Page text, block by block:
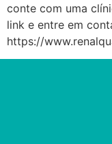
conte com uma
link e entre em
https://